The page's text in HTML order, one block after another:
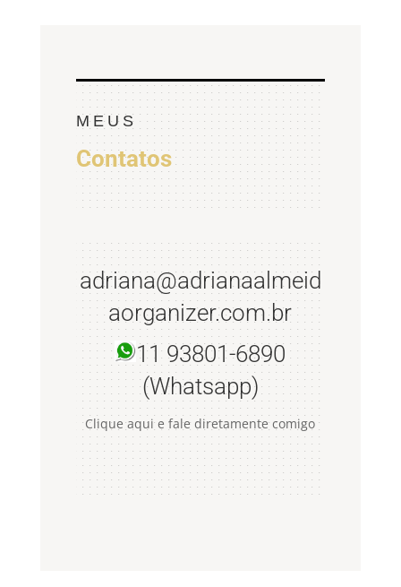
MEUS
Contatos
adriana@adrianaalmeid
aorganizer.com.br
11 93801-6890
(Whatsapp)
Clique aqui e fale diretamente comigo